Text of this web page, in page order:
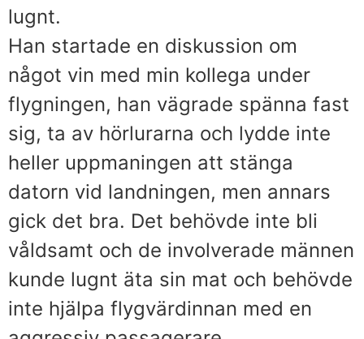
lugnt.
Han startade en diskussion om
något vin med min kollega under
flygningen, han vägrade spänna fast
sig, ta av hörlurarna och lydde inte
heller uppmaningen att stänga
datorn vid landningen, men annars
gick det bra. Det behövde inte bli
våldsamt och de involverade männen
kunde lugnt äta sin mat och behövde
inte hjälpa flygvärdinnan med en